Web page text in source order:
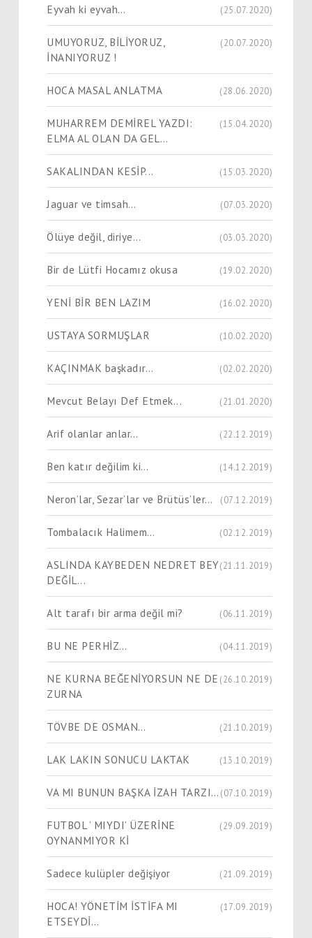
Eyvah ki eyvah… (25.07.2020)
UMUYORUZ, BİLİYORUZ,
İNANIYORUZ !
(20.07.2020)
HOCA MASAL ANLATMA (28.06.2020)
MUHARREM DEMİREL YAZDI:
ELMA AL OLAN DA GEL…
(15.04.2020)
SAKALINDAN KESİP... (15.03.2020)
Jaguar ve timsah… (07.03.2020)
Ölüye değil, diriye… (03.03.2020)
Bir de Lütfi Hocamız okusa (19.02.2020)
YENİ BİR BEN LAZIM (16.02.2020)
USTAYA SORMUŞLAR (10.02.2020)
KAÇINMAK başkadır… (02.02.2020)
Mevcut Belayı Def Etmek... (21.01.2020)
Arif olanlar anlar… (22.12.2019)
Ben katır değilim ki… (14.12.2019)
Neron’lar, Sezar’lar ve Brütüs’ler… (07.12.2019)
Tombalacık Halimem… (02.12.2019)
ASLINDA KAYBEDEN NEDRET BEY
DEĞİL...
(21.11.2019)
Alt tarafı bir arma değil mi? (06.11.2019)
BU NE PERHİZ… (04.11.2019)
NE KURNA BEĞENİYORSUN NE DE
ZURNA
(26.10.2019)
TÖVBE DE OSMAN… (21.10.2019)
LAK LAKIN SONUCU LAKTAK (13.10.2019)
VA MI BUNUN BAŞKA İZAH TARZI… (07.10.2019)
FUTBOL ’ MIYDI’ ÜZERİNE
OYNANMIYOR Kİ
(29.09.2019)
Sadece kulüpler değişiyor (21.09.2019)
HOCA! YÖNETİM İSTİFA MI
ETSEYDİ…
(17.09.2019)